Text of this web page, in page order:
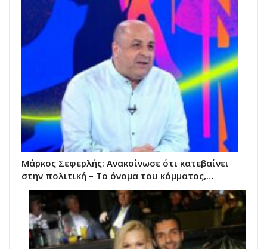
Μάρκος Σεφερλής: Ανακοίνωσε ότι κατεβαίνει
στην πολιτική – Το όνομα του κόμματος,…